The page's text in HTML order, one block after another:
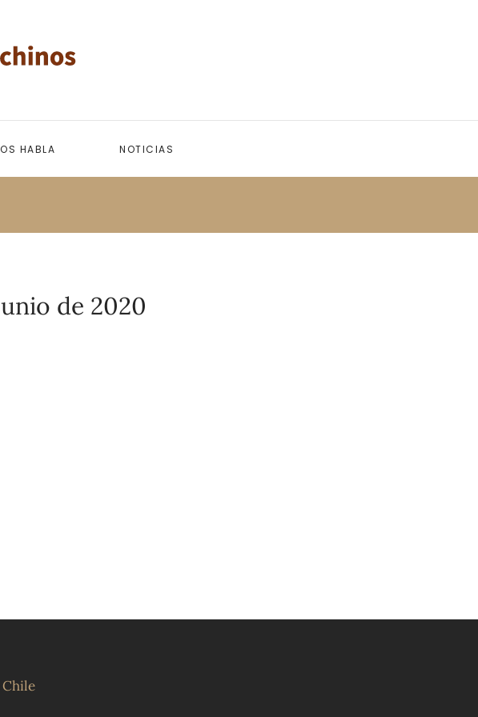
HABLA NOTICIAS
de 2020
Chile